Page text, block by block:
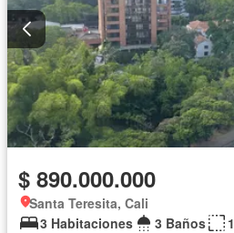
$ 890.000.000
Santa Teresita, Cali
3 Habitaciones
3 Baños